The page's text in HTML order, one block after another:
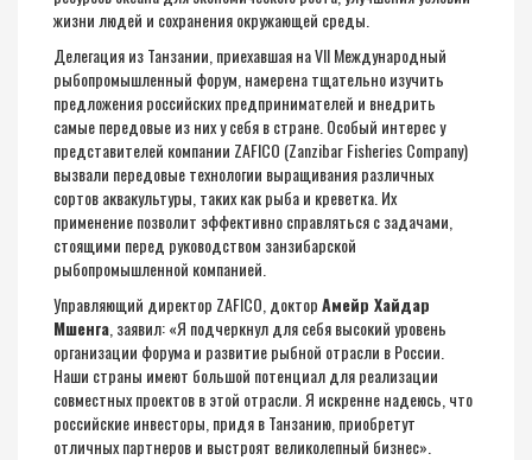
жизни людей и сохранения окружающей среды.
Делегация из Танзании, приехавшая на VII Международный
рыбопромышленный форум, намерена тщательно изучить
предложения российских предпринимателей и внедрить
самые передовые из них у себя в стране. Особый интерес у
представителей компании ZAFICO (Zanzibar Fisheries Company)
вызвали передовые технологии выращивания различных
сортов аквакультуры, таких как рыба и креветка. Их
применение позволит эффективно справляться с задачами,
стоящими перед руководством занзибарской
рыбопромышленной компанией.
Управляющий директор ZAFICO, докторАмейр Хайдар
Мшенга , заявил: «Я подчеркнул для себя высокий уровень
организации форума и развитие рыбной отрасли в России.
Наши страны имеют большой потенциал для реализации
совместных проектов в этой отрасли. Я искренне надеюсь, что
российские инвесторы, придя в Танзанию, приобретут
отличных партнеров и выстроят великолепный бизнес».